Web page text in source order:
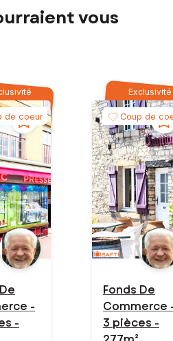
vous
de coeur
-
-
Exclusivité
Coup de
Fonds De
Commerce
3 pièces -